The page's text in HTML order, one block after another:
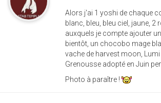
Alors j'ai 1 yoshi de chaque
blanc, bleu, bleu ciel, jaune, 2
auxquels je compte ajouter
bientôt, un chocobo mage
vache de harvest moon, Lumi
Grenousse adopté en Juin
Photo à paraître !